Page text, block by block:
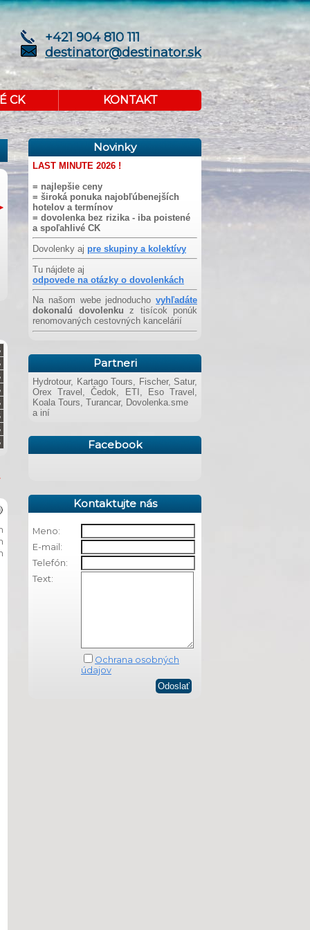
+421 904 810 111
destinator@destinator.sk
CK KONTAKT
Novinky
LAST MINUTE 2026 !
= najlepšie ceny
= široká ponuka najobľúbenejších
hotelov a termínov
= dovolenka bez rizika - iba poistené
a spoľahlivé CK
Dovolenky aj pre skupiny a kolektívy
Tu nájdete aj
odpovede na otázky o dovolenkách
Na našom webe jednoducho vyhľadáte
dokonalú dovolenku z tisícok ponúk
renomovaných cestovných kancelárií
Partneri
Hydrotour, Kartago Tours, Fischer, Satur,
Orex Travel, Čedok, ETI, Eso Travel,
Koala Tours, Turancar, Dovolenka.sme
a iní
Facebook
Kontaktujte nás
Meno:
E-mail:
Telefón:
Text:
Ochrana osobných
údajov